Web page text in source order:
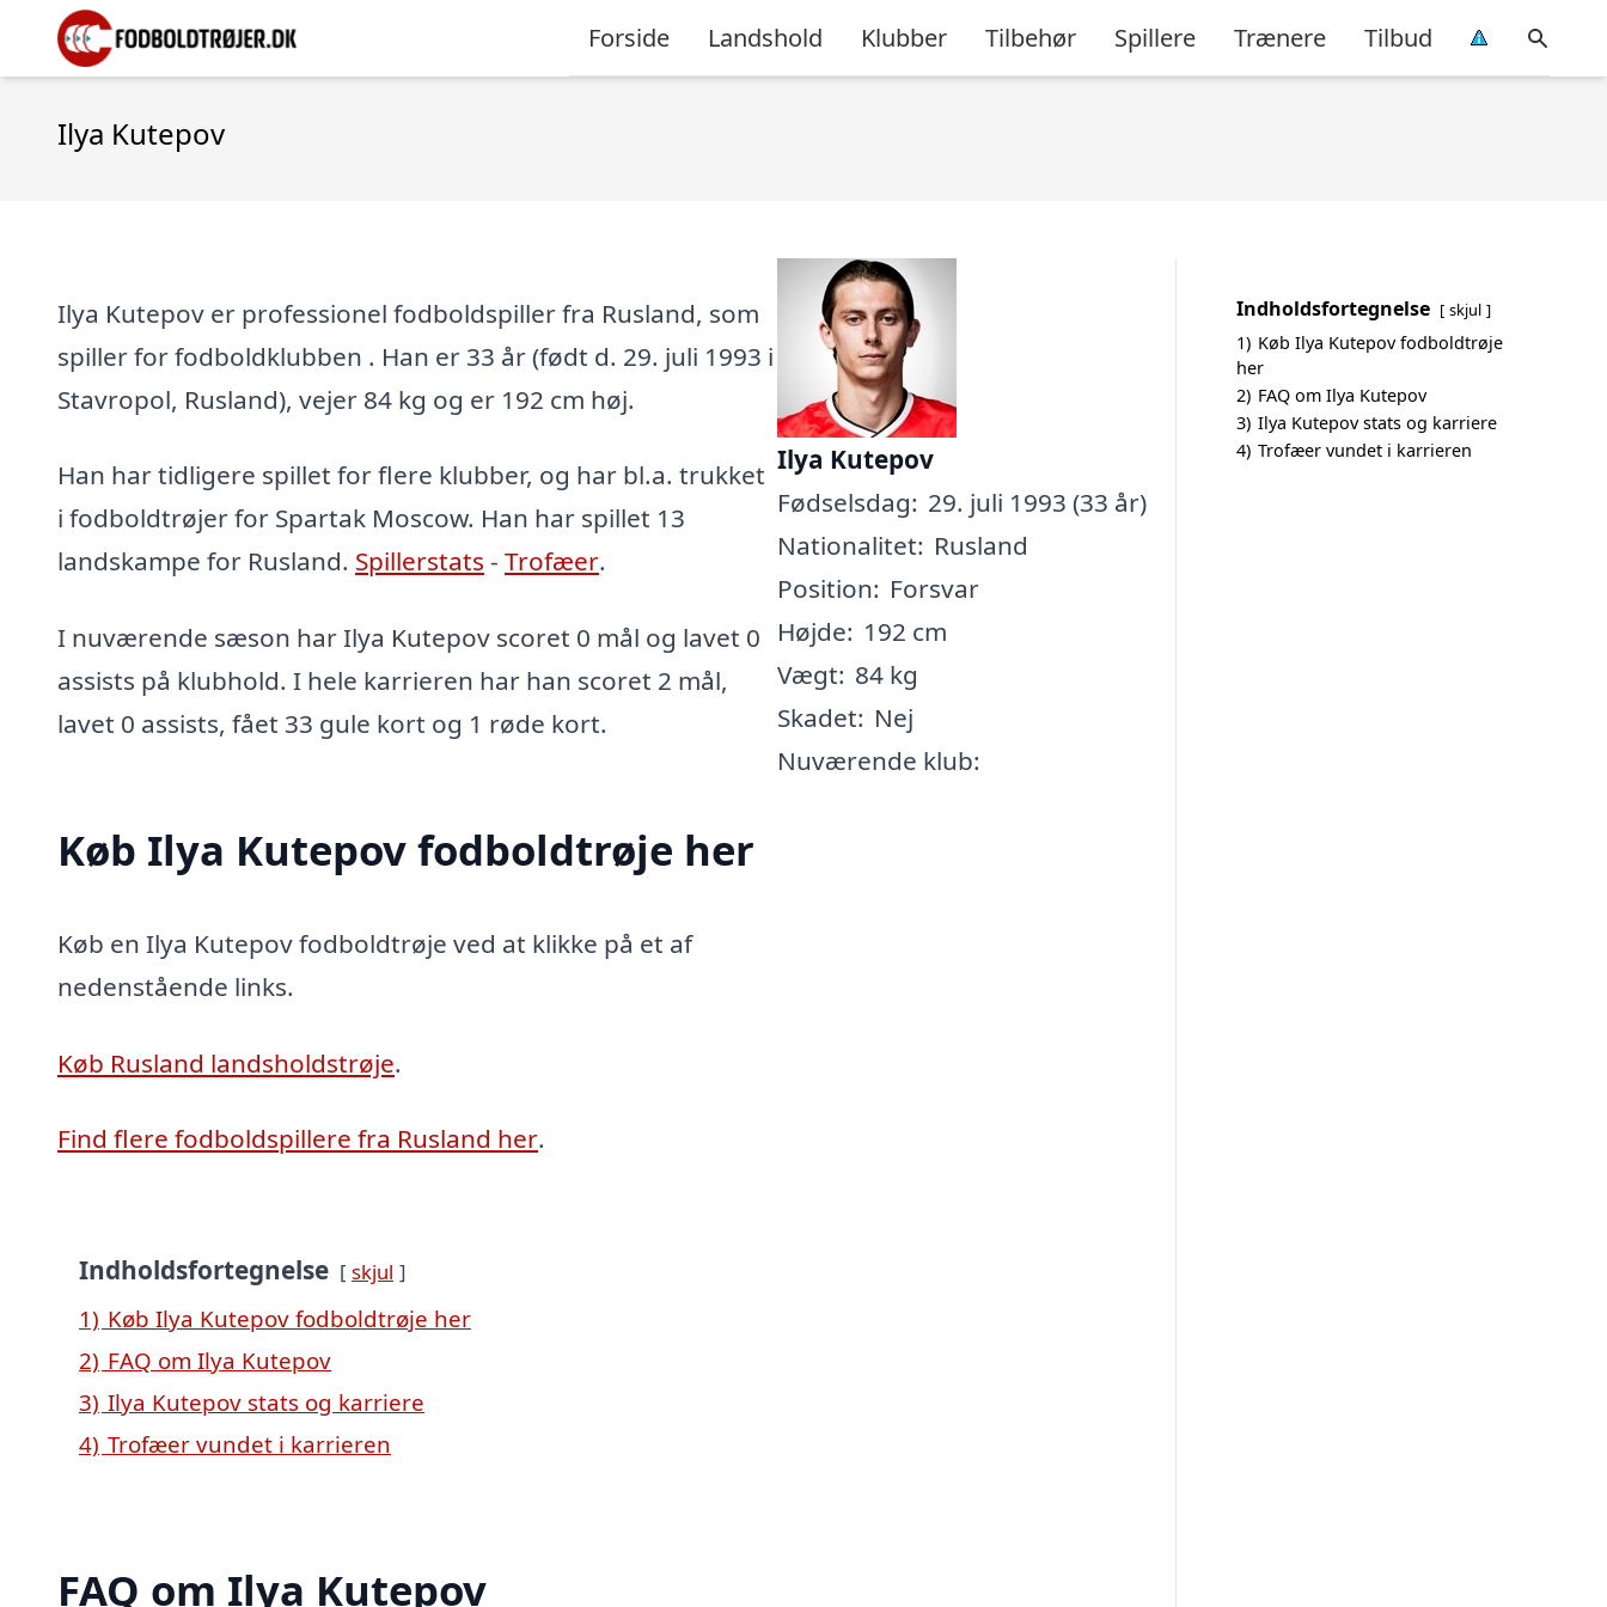
Forside Landshold Klubber Tilbehør Spillere Trænere Tilbud
Ilya Kutepov
Ilya Kutepov er professionel fodboldspiller fra Rusland, som
spiller for fodboldklubben . Han er 33 år (født d. 29. juli 1993 i
Stavropol, Rusland), vejer 84 kg og er 192 cm høj.
Han har tidligere spillet for flere klubber, og har bl.a. trukket
i fodboldtrøjer for Spartak Moscow. Han har spillet 13
landskampe for Rusland. Spillerstats - Trofæer.
I nuværende sæson har Ilya Kutepov scoret 0 mål og lavet 0
assists på klubhold. I hele karrieren har han scoret 2 mål,
lavet 0 assists, fået 33 gule kort og 1 røde kort.
Køb Ilya Kutepov fodboldtrøje her
Køb en Ilya Kutepov fodboldtrøje ved at klikke på et af
nedenstående links.
Køb Rusland landsholdstrøje.
Find flere fodboldspillere fra Rusland her.
Ilya Kutepov
Fødselsdag: 29. juli 1993 (33 år)
Nationalitet: Rusland
Position: Forsvar
Højde: 192 cm
Vægt: 84 kg
Skadet: Nej
Nuværende klub:
Indholdsfortegnelse skjul
1) Køb Ilya Kutepov fodboldtrøje her
2) FAQ om Ilya Kutepov
3) Ilya Kutepov stats og karriere
4) Trofæer vundet i karrieren
FAQ om Ilya Kutepov
Indholdsfortegnelse skjul
1) Køb Ilya Kutepov fodboldtrøje
her
2) FAQ om Ilya Kutepov
3) Ilya Kutepov stats og karriere
4) Trofæer vundet i karrieren